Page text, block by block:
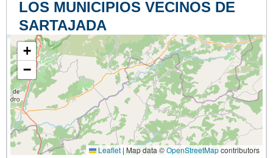
LOS MUNICIPIOS VECINOS DE
SARTAJADA
+
−
Leaflet | Map data ©OpenStreetMapcontributors